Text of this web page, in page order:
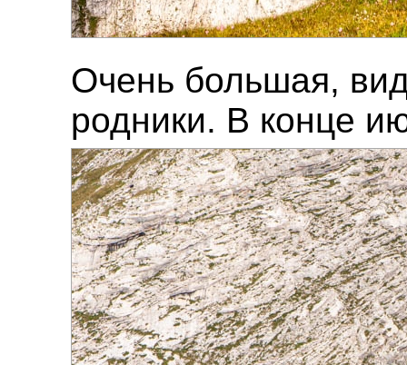
Очень большая,
родники. В конце